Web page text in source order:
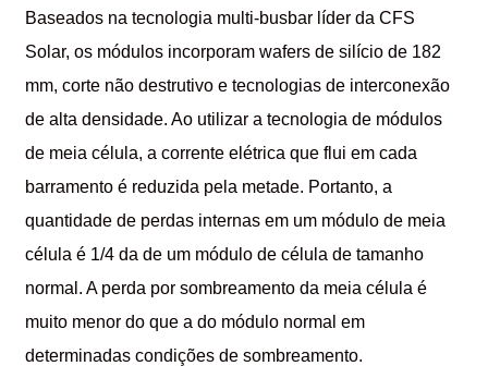
Baseados na tecnologia multi-busbar líder da CFS
Solar, os módulos incorporam wafers de silício de 182
mm, corte não destrutivo e tecnologias de interconexão
de alta densidade. Ao utilizar a tecnologia de módulos
de meia célula, a corrente elétrica que flui em cada
barramento é reduzida pela metade. Portanto, a
quantidade de perdas internas em um módulo de meia
célula é 1/4 da de um módulo de célula de tamanho
normal. A perda por sombreamento da meia célula é
muito menor do que a do módulo normal em
determinadas condições de sombreamento.